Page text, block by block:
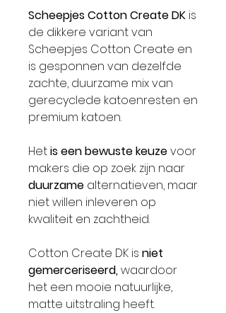
Scheepjes Cotton Create DK is
de dikkere variant van
Scheepjes Cotton Create en
is gesponnen van dezelfde
zachte, duurzame mix van
gerecyclede katoenresten en
premium katoen.
Hetis een bewuste keuzevoor
makers die op zoek zijn naar
duurzame alternatieven, maar
niet willen inleveren op
kwaliteit en zachtheid.
Cotton Create DK is niet
gemerceriseerd,waardoor
het een mooie natuurlijke,
matte uitstraling heeft.